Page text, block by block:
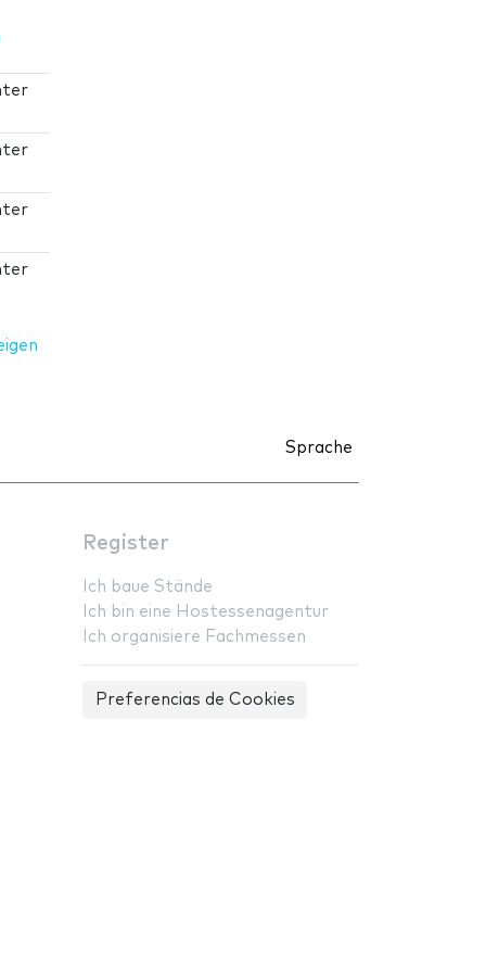
Sprache
Register
Ich baue Stände
Ich bin eine Hostessenagentur
Ich organisiere Fachmessen
Preferencias de Cookies